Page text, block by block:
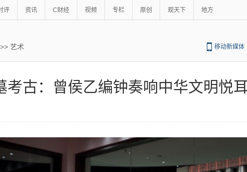
评 资讯 C财经 视频 专栏 原创 观天下 地方
>> 艺术 移动新媒体
考古：曾侯乙编钟奏响中华文明悦